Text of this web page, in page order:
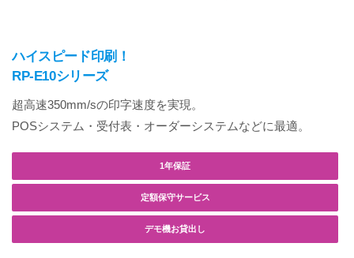
ハイスピード印刷！
RP-E10シリーズ
超高速350mm/sの印字速度を実現。
POSシステム・受付表・オーダーシステムなどに最適。
1年保証
定額保守サービス
デモ機お貸出し